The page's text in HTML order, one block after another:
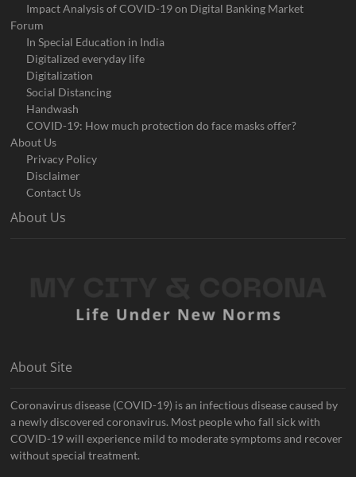
Impact Analysis of COVID-19 on Digital Banking Market
Forum
In Special Education in India
Digitalized everyday life
Digitalization
Social Distancing
Handwash
COVID-19: How much protection do face masks offer?
About Us
Privacy Policy
Disclaimer
Contact Us
About Us
About Site
Coronavirus disease (COVID-19) is an infectious disease caused by
a newly discovered coronavirus. Most people who fall sick with
COVID-19 will experience mild to moderate symptoms and recover
without special treatment.